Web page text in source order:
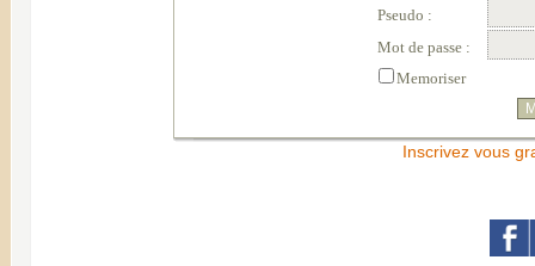
Pseudo :
Mot de passe :
Memoriser
Inscrivez vous